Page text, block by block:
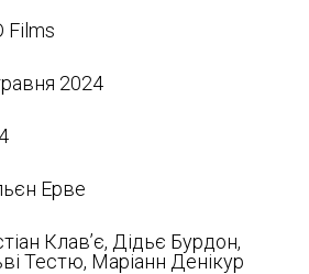
Films
2024
Ерве
Клав’є, Дідьє Бурдон,
Тестю, Маріанн Денікур